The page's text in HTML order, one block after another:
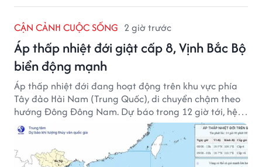
CẬN CẢNH CUỘC SỐNG 2 giờ trước
Áp thấp nhiệt đới giật cấp 8, Vịnh Bắc Bộ
biển động mạnh
Áp thấp nhiệt đới đang hoạt động trên khu vực phía
Tây đảo Hải Nam (Trung Quốc), di chuyển chậm theo
hướng Đông Đông Nam. Dự báo trong 12 giờ tới, hệ
thống này suy yếu dần thành vùng áp thấp.